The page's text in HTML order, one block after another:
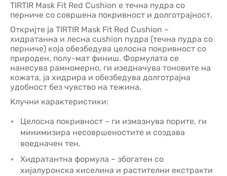
TIRTIR Mask Fit Red Cushion е течна пудра со
перниче со совршена покривност и долготрајност.
Откријте ja TIRTIR Mask Fit Red Cushion –
хидратанна и лесна cushion пудра (течна пудра со
перниче) која обезбедува целосна покривност со
природен, полу-мат финиш. Формулата се
нанесува рамномерно, ги изедначува тоновите на
кожата, ја хидрира и обезбедува долготрајна
удобност без чувство на тежина.
Клучни карактеристики:
Целосна покривност – ги измазнува порите, ги
минимизира несовршеностите и создава
воедначен тен.
Хидратантна формула – збогатен со
хијалуронска киселина и растителни екстракти